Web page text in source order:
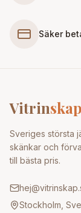
Säker
Vitrinskap
Sveriges största
skänkar och
till bästa pris.
Stockholm,